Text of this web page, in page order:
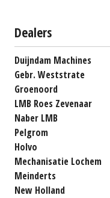
Dealers
Duijndam Machines
Gebr. Weststrate
Groenoord
LMB Roes Zevenaar
Naber LMB
Pelgrom
Holvo
Mechanisatie Lochem
Meinderts
New Holland